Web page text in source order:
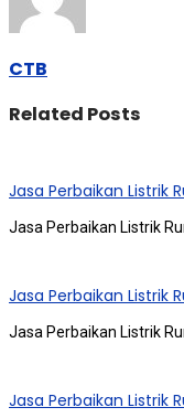
CTB
Related Posts
Jasa Perbaikan Listrik
Jasa Perbaikan Listrik
Jasa Perbaikan Listrik
Jasa Perbaikan Listrik
Jasa Perbaikan Listrik